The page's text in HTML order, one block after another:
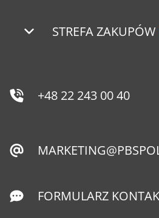
STREFA ZAKUPÓW
+48 22 243 00 40
FORMULARZ